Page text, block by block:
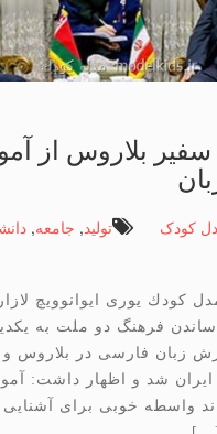
بلاروس از آموزش
تولید ,جامعه,دانشجو, شیر
ایوانوویچ لازارچیك با
دو ملت به یكدیگر،
فارسی در بلاروس و زبان
شد و اظهار داشت: آموزش
خوبی برای آشنایی